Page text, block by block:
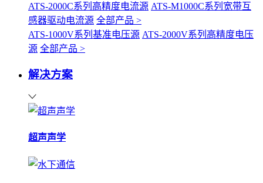
ATS-2000C系列高精度电流源 ATS-M1000C系列宽带互
感器驱动电流源 全部产品 >
ATS-1000V系列基准电压源 ATS-2000V系列高精度电压
源 全部产品 >
解决方案
超声声学